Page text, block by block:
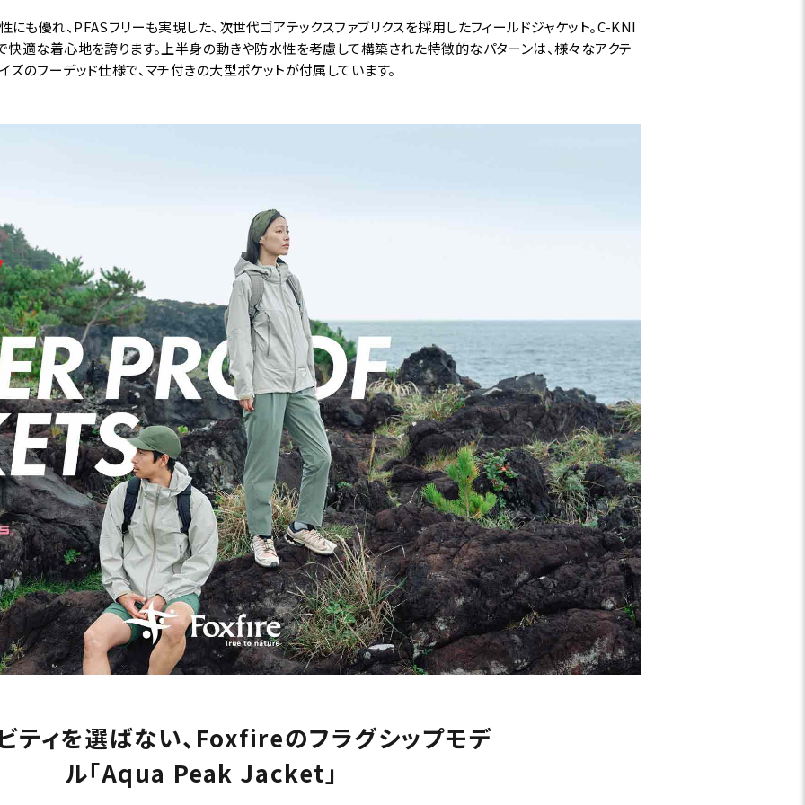
も優れ、PFASフリーも実現した、次世代ゴアテックスファブリクスを採用したフィールドジャケット。C-KNI
快適な着心地を誇ります。上半身の動きや防水性を考慮して構築された特徴的なパターンは、様々なアクテ
のフーデッド仕様で、マチ付きの大型ポケットが付属しています。
ティを選ばない、Foxfireのフラグシップモデ
ル「Aqua Peak Jacket」